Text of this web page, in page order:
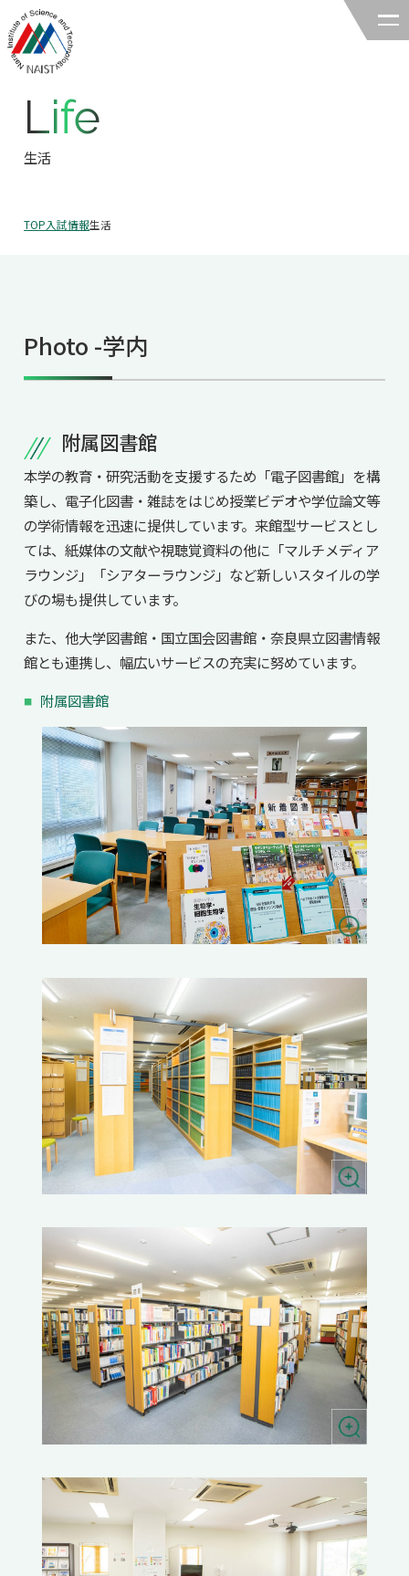
研究室一覧
教員一覧
研究成果
NAIST Edge BIO
教育TOP
5年一貫コースの
国際化教育プログラム
国際バイオゼミナール
サマーキャンプ
海外ラボインターンシップ
国際学生ワークショップ
キャリア
就職実績
卒業生の声
就職支援
入試情報TOP
受験
研究＆授業
イベント
生活
保護者の方へ
アクセス
お問い
合わせ
領域棟
マップ
学内限定 ENGLISH
受験生の方へ
教職員の方へ
地域・一般の方へ
企業・研究者の方へ
Life
生活
TOP入試情報生活
Photo -学内
附属図書館
本学の教育・研究活動を支援するため「電子図書館」を構
築し、電子化図書・雑誌をはじめ授業ビデオや学位論文等
の学術情報を迅速に提供しています。来館型サービスとし
ては、紙媒体の文献や視聴覚資料の他に「マルチメディア
ラウンジ」「シアターラウンジ」など新しいスタイルの学
びの場も提供しています。
また、他大学図書館・国立国会図書館・奈良県立図書情報
館とも連携し、幅広いサービスの充実に努めています。
附属図書館